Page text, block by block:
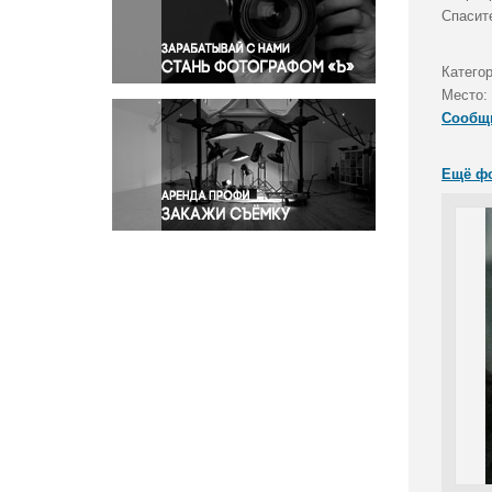
Правосудие
Происшествия и конфликты
Религия
Светская жизнь
Спорт
Экология
Экономика и бизнес
Место:
Ещё